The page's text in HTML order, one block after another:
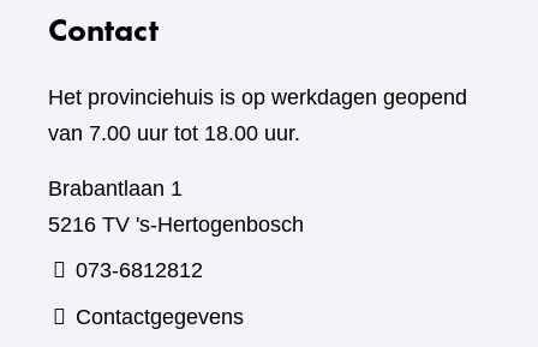
Contact
Het provinciehuis is op werkdagen geopend
van 7.00 uur tot 18.00 uur.
Brabantlaan 1
5216 TV 's-Hertogenbosch
073-6812812
Contactgegevens